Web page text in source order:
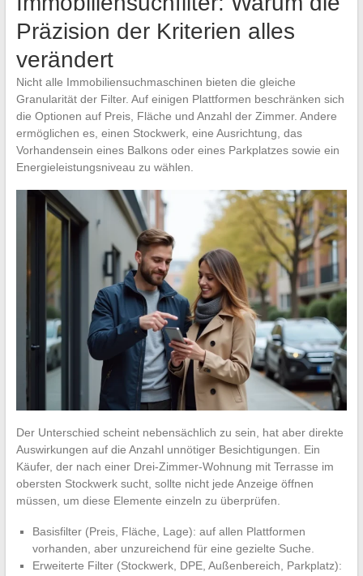
Präzision der Kriterien alles
verändert
Nicht alle Immobiliensuchmaschinen bieten die gleiche
Granularität der Filter. Auf einigen Plattformen beschränken sich
die Optionen auf Preis, Fläche und Anzahl der Zimmer. Andere
ermöglichen es, einen Stockwerk, eine Ausrichtung, das
Vorhandensein eines Balkons oder eines Parkplatzes sowie ein
Energieleistungsniveau zu wählen.
Der Unterschied scheint nebensächlich zu sein, hat aber direkte
Auswirkungen auf die Anzahl unnötiger Besichtigungen. Ein
Käufer, der nach einer Drei-Zimmer-Wohnung mit Terrasse im
obersten Stockwerk sucht, sollte nicht jede Anzeige öffnen
müssen, um diese Elemente einzeln zu überprüfen.
Basisfilter (Preis, Fläche, Lage): auf allen Plattformen
vorhanden, aber unzureichend für eine gezielte Suche.
Erweiterte Filter (Stockwerk, DPE, Außenbereich, Parkplatz):